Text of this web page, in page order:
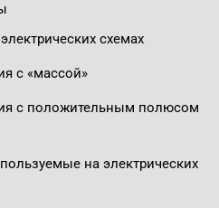
схемах
с «массой»
с положительным полюсом
на электрических